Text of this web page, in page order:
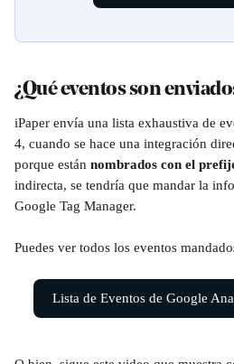
¿Qué eventos son
iPaper envía una lista exhaustiva de
4, cuando se hace una integración
porque están nombrados con el
indirecta, se tendría que mandar la
Google Tag Manager.
Puedes ver todos los eventos
Lista de Eventos de Google